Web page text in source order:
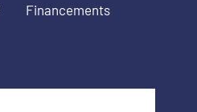
Financements